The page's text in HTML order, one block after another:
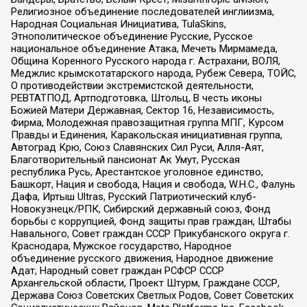
Религиозное объединение последователей инглиизма,
Народная Социальная Инициатива, TulaSkins,
Этнополитическое объединение Русские, Русское
национальное объединение Атака, Мечеть Мирмамеда,
Община Коренного Русского народа г. Астрахани, ВОЛЯ,
Меджлис крымскотатарского народа, Рубеж Севера, ТОЙС,
О противодействии экстремистской деятельности,
РЕВТАТПОД, Артподготовка, Штольц, В честь иконы
Божией Матери Державная, Сектор 16, Независимость,
Фирма, Молодежная правозащитная группа МПГ, Курсом
Правды и Единения, Каракольская инициативная группа,
Автоград Крю, Союз Славянских Сил Руси, Алля-Аят,
Благотворительный пансионат Ак Умут, Русская
республика Русь, Арестантское уголовное единство,
Башкорт, Нация и свобода, Нация и свобода, W.H.С., Фалунь
Дафа, Иртыш Ultras, Русский Патриотический клуб-
Новокузнецк/РПК, Сибирский державный союз, Фонд
борьбы с коррупцией, Фонд защиты прав граждан, Штабы
Навального, Совет граждан СССР Прикубанского округа г.
Краснодара, Мужское государство, Народное
объединение русского движения, Народное движение
Адат, Народный совет граждан РСФСР СССР
Архангельской области, Проект Штурм, Граждане СССР,
Держава Союз Советских Светлых Родов, Совет Советских